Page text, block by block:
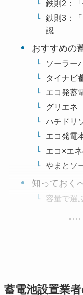
鉄則2：
鉄則3：
認
おすすめの
ソーラー
タイナビ
エコ発蓄
グリエネ
ハチドリ
エコ発電
エコ×エ
やまとソ
知っておく
容量で選
蓄電池設置業